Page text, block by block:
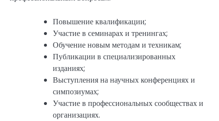
Повышение квалификации;
Участие в семинарах и тренингах;
Обучение новым методам и техникам;
Публикации в специализированных
изданиях;
Выступления на научных конференциях и
симпозиумах;
Участие в профессиональных сообществах и
организациях.